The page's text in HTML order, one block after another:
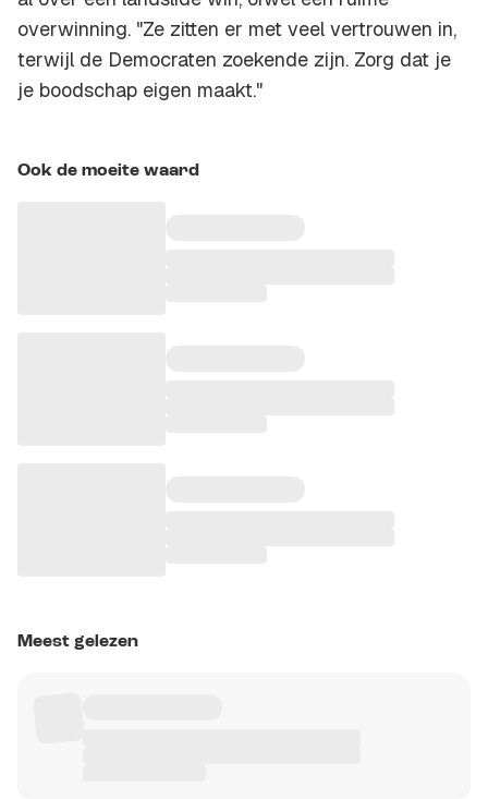
overwinning. "Ze zitten er met veel vertrouwen in,
terwijl de Democraten zoekende zijn. Zorg dat je
je boodschap eigen maakt."
Ook de moeite waard
Meest gelezen